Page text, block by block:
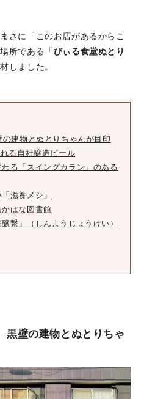
さに「このお店があるからこ
所である「びぃる食堂ぬとり
しました。
建物とぬとりちゃんが目印
る自社醸造ビール
る「スイングカラン」のある
滋養メシ」
はな図書館
繋」（しんようじょうけい）
黒壁の建物とぬとりちゃ